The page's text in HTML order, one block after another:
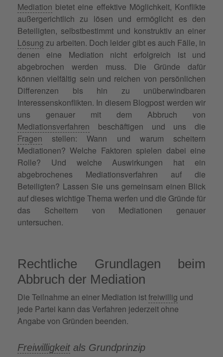
Mediation bietet eine effektive Möglichkeit, Konflikte
außergerichtlich zu lösen und ermöglicht es den
Beteiligten, selbstbestimmt und konstruktiv an einer
Lösung zu arbeiten. Doch leider gibt es auch Fälle, in
denen eine Mediation nicht erfolgreich ist und
abgebrochen werden muss. Die Gründe dafür
können vielfältig sein und reichen von persönlichen
Differenzen bis hin zu unüberwindbaren
Interessenskonflikten. In diesem Blogpost werden wir
uns genauer mit dem Abbruch von
Mediationsverfahren beschäftigen und uns die
Fragen stellen: Wann und warum scheitern
Mediationen? Welche Faktoren spielen dabei eine
Rolle? Und welche Auswirkungen hat ein
abgebrochenes Mediationsverfahren auf die
Beteiligten? Lassen Sie uns gemeinsam einen Blick
auf dieses wichtige Thema werfen und die Gründe für
das Scheitern von Mediationen genauer
untersuchen.
Rechtliche Grundlagen beim
Abbruch der Mediation
Die Teilnahme an einer Mediation istfreiwillig und
jede Partei kann das Verfahren jederzeit ohne
Angabe von Gründen beenden.
Freiwilligkeit als Grundprinzip